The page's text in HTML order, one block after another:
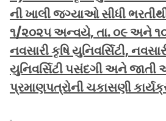
ની ખાલી જગ્યાઓ સીધી
૧/૨૦૨૫ અન્વયે, તા. ૦૯ અને
નવસારી કૃષિ યુનિવર્સિટી,
યુનિવર્સિટી પસંદગી અને જાતી
પ્રમાણપત્રોની ચકાસણી